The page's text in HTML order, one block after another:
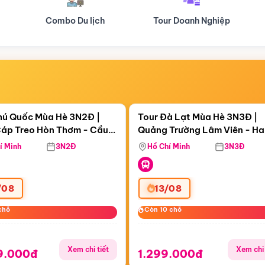
Tour Doanh Nghiệp Du lịch Hành Hương
09:03:21
Treo Hòn Thơm
Quốc Mùa Hè 3N2Đ |
Treo Hòn Thơm - Cầu
Viên Nước Aquatopia
Minh 3N2Đ
Xem chi tiết
Còn06 ngày 09:03:21
Tour Đà Lạt Mùa Hè 3N3Đ |
Quảng Trường Lâm Viên -
Hill - Puppy Farm
Hồ Chí Minh 3N3Đ
13/08
Còn 10 chỗ
Còn 10 chỗ
1.299.000đ Xem